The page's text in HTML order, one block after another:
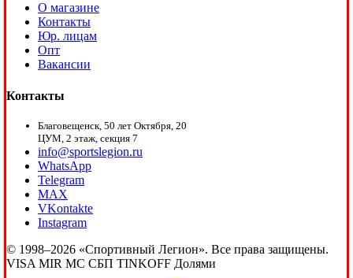
О магазине
Контакты
Юр. лицам
Опт
Вакансии
Контакты
Благовещенск, 50 лет Октября, 20
ЦУМ, 2 этаж, секция 7
info@sportslegion.ru
WhatsApp
Telegram
MAX
VKontakte
Instagram
© 1998–2026 «Спортивный Легион». Все права защищены.
VISA MIR MC СБП TINKOFF Долями